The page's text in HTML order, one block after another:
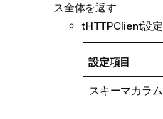
ス全体を返す
tHTTPClient設定
設定項目
スキーマカラム